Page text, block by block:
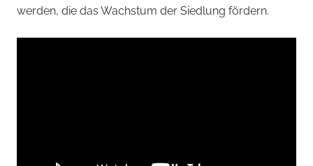
werden, die das Wachstum der Siedlung fördern.